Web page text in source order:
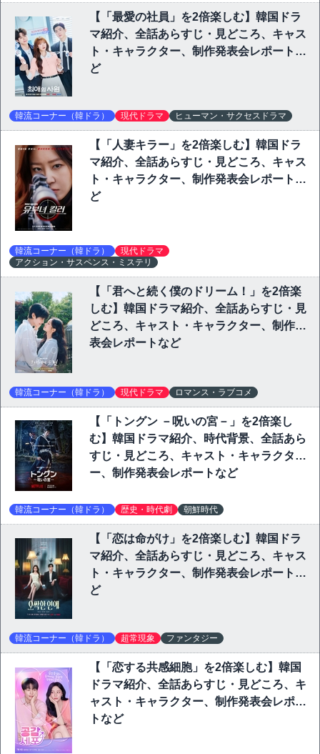
【「最愛の社員」を2倍楽しむ】韓国ドラ
マ紹介、全話あらすじ・見どころ、キャス
ト・キャラクター、制作発表会レポートな
ど
韓流コーナー（韓ドラ） 現代ドラマ ヒューマン・サクセスドラマ
【「人妻キラー」を2倍楽しむ】韓国ドラ
マ紹介、全話あらすじ・見どころ、キャス
ト・キャラクター、制作発表会レポートな
ど
韓流コーナー（韓ドラ）
現代ドラマ
アクション・サスペンス・ミステリ
【「君へと続く僕のドリーム！」を2倍楽
しむ】韓国ドラマ紹介、全話あらすじ・見
どころ、キャスト・キャラクター、制作発
表会レポートなど
韓流コーナー（韓ドラ） 現代ドラマ ロマンス・ラブコメ
【「トングン －呪いの宮－」を2倍楽し
む】韓国ドラマ紹介、時代背景、全話あら
すじ・見どころ、キャスト・キャラクタ
ー、制作発表会レポートなど
韓流コーナー（韓ドラ） 歴史・時代劇 朝鮮時代
【「恋は命がけ」を2倍楽しむ】韓国ドラ
マ紹介、全話あらすじ・見どころ、キャス
ト・キャラクター、制作発表会レポートな
ど
韓流コーナー（韓ドラ） 超常現象 ファンタジー
【「恋する共感細胞」を2倍楽しむ】韓国
ドラマ紹介、全話あらすじ・見どころ、キ
ャスト・キャラクター、制作発表会レポー
トなど